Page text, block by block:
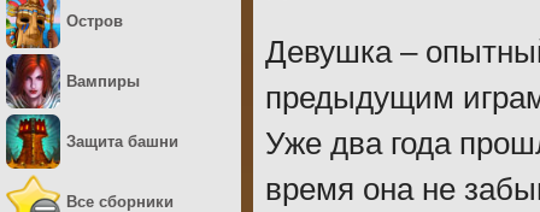
Девушка –
предыдущим
Уже два года
время она не
Остров
Вампиры
Защита башни
Все сборники